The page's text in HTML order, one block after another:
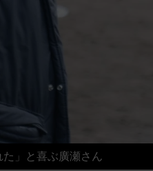
た」と喜ぶ廣瀬さん